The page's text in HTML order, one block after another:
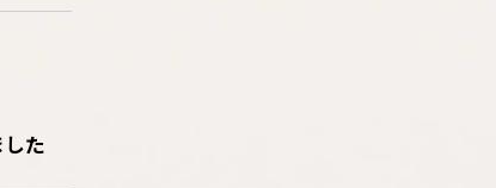
た